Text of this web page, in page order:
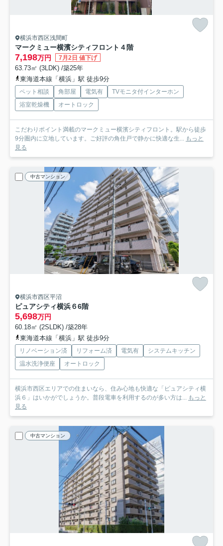
横浜市西区浅間町
マークミュー横濱シティフロント ４階
7,198万円 7月2日 値下げ
63.73㎡ (3LDK) /築25年
東海道本線「横浜」駅 徒歩9分
ペット相談 角部屋 電気有
TVモニタ付インターホン
浴室乾燥機
オートロック
こだわりポイント満載のマークミュー横濱シティフロント。駅から徒歩
9分圏内に立地しています。ご好評の角住戸で静かに快適な生... もっと
見る
中古マンション
横浜市西区平沼
ピュアシティ横浜６6階
5,698万円
60.18㎡ (2SLDK) /築28年
東海道本線「横浜」駅 徒歩9分
リノベーション済 リフォーム済 電気有
システムキッチン
温水洗浄便座
オートロック
横浜市西区エリアでの住まいなら、住み心地も快適な「ピュアシティ横
浜６」はいかがでしょうか。普段電車を利用するのが多い方は... もっと
見る
中古マンション